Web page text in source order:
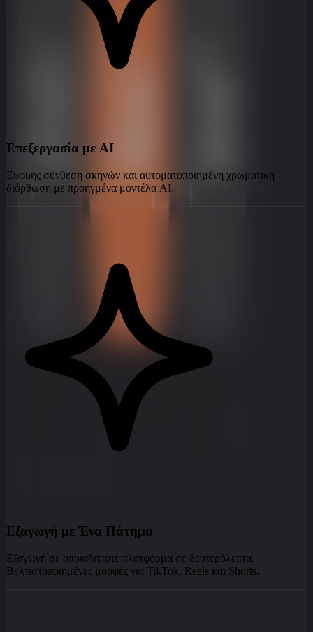
Επεξεργασία με AI
Ευφυής σύνθεση σκηνών και αυτοματοποιημένη χρωματική
διόρθωση με προηγμένα μοντέλα AI.
Εξαγωγή με Ένα Πάτημα
Εξαγωγή σε οποιαδήποτε πλατφόρμα σε δευτερόλεπτα.
Βελτιστοποιημένες μορφές για TikTok, Reels και Shorts.